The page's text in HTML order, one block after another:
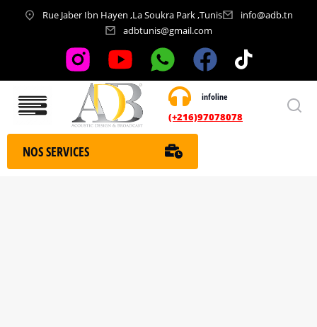
Rue Jaber Ibn Hayen ,La Soukra Park ,Tunis
info@adb.tn
adbtunis@gmail.com
infoline
(+216)97078078
Nos services
NOS SERVICES